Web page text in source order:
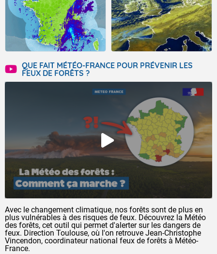
QUE FAIT MÉTÉO-FRANCE POUR PRÉVENIR LES
FEUX DE FORÊTS ?
Avec le changement climatique, nos forêts sont de plus en
plus vulnérables à des risques de feux. Découvrez la Météo
des forêts, cet outil qui permet d'alerter sur les dangers de
feux. Direction Toulouse, où l'on retrouve Jean-Christophe
Vincendon, coordinateur national feux de forêts à Météo-
France.